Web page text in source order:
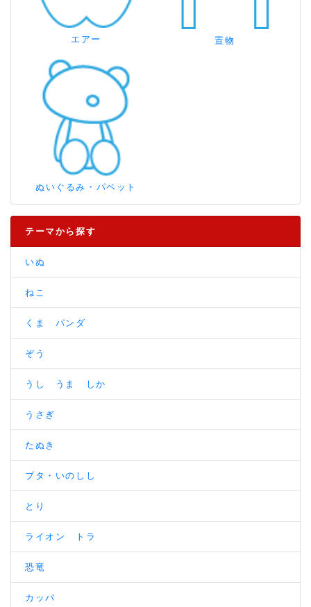
エアー 置物
ぬいぐるみ・パペット
テーマから探す
いぬ
ねこ
くま パンダ
ぞう
うし うま しか
うさぎ
たぬき
ブタ・いのしし
とり
ライオン トラ
恐竜
カッパ